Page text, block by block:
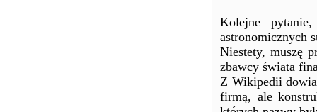
Kolejne
astronomicznych
Niestety, muszę
zbawcy świata
Z Wikipedii
firmą, ale